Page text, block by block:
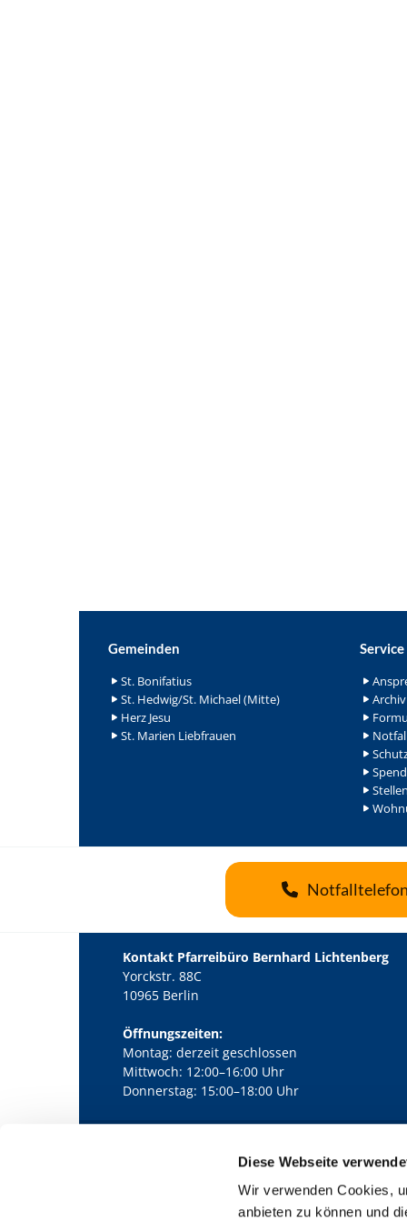
Diese Webseite
Wir verwenden Cookies,
anbieten zu können und
Gemeinden
St. Bonifatius
St. Hedwig/St. Michael (Mitte)
Herz Jesu
St. Marien Liebfrauen
Service
Archiv
Kontakt Pfarreibüro Bernhard Lichtenberg
Yorckstr. 88C
10965 Berlin
Öffnungszeiten:
Montag: derzeit geschlossen
Mittwoch: 12:00–16:00 Uhr
Donnerstag: 15:00–18:00 Uhr
Kath. Kirchengemeinde Pfarrei